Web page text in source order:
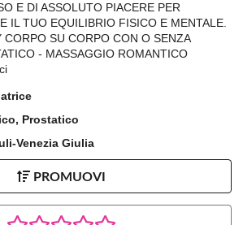
E DI ASSOLUTO PIACERE PER
IL TUO EQUILIBRIO FISICO E MENTALE.
SU CORPO CON O SENZA
- MASSAGGIO ROMANTICO
Prostatico
Venezia Giulia
PROMUOVI